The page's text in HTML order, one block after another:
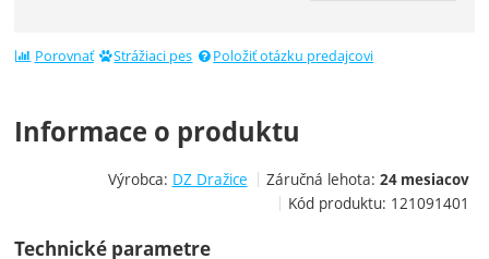
Porovnať Strážiaci pes Položiť otázku predajcovi
Informace o produktu
Výrobca: DZ Dražice Záručná lehota: 24 mesiacov
Kód produktu: 121091401
Technické parametre